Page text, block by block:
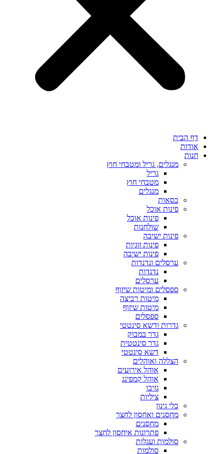
דף הבית
אודות
חנות
מנגלים, גריל ומטבחי חוץ
גריל
מטבחי חוץ
מנגלים
כסאות
פינות אוכל
פינות אוכל
שולחנות
פינות ישיבה
פינות זוגיות
פינות ישיבה
ערסלים ונדנדות
נדנדות
ערסלים
ספסלים ומיטות שיזוף
מיטות רביצה
מיטות שיזוף
ספסלים
גדרות ודשא סינטטי
גדר במבוק
גדר סינטטית
דשא סינטטי
הצללה ואוהלים
אוהל אירועים
אוהל קמפינג
גזיבו
ציליות
כלי גינון
מחסנים ואחסון לחצר
מחסנים
פתרונות איחסון לחצר
סולמות ועגלות
סולמות